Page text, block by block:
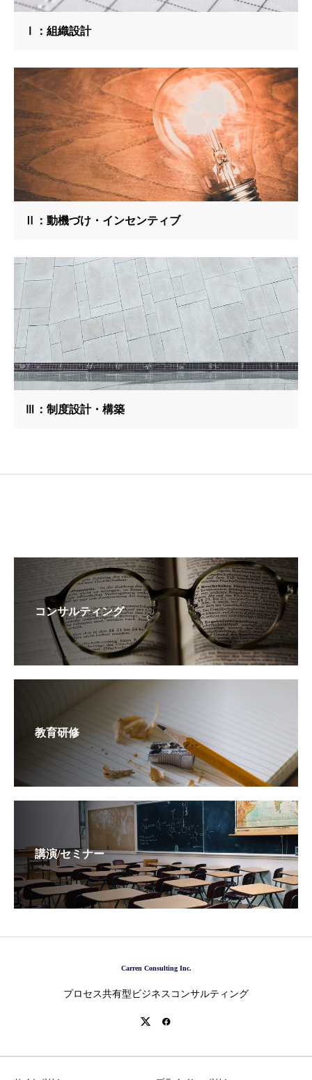
Ⅰ：組織設計
Ⅱ：動機づけ・インセンティブ
Ⅲ：制度設計・構築
コンサルティング
教育研修
講演/セミナー
Carren Consulting Inc.
プロセス共有型ビジネスコンサルティング